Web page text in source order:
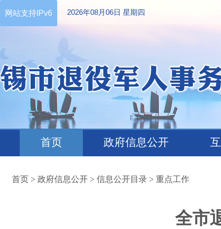
网站支持IPv6 2026年08月06日 星期四
首页 政府信息公开
首页 > 政府信息公开 > 信息公开目录 > 重点工作
全市